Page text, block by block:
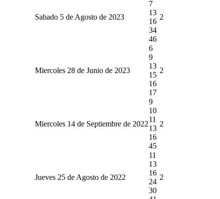
Sabado 5 de Agosto de 2023
7
13
16
34
46
2
Miercoles 28 de Junio de 2023
6
9
13
15
16
17
2
Miercoles 14 de Septiembre de 2022
9
10
11
13
16
45
2
Jueves 25 de Agosto de 2022
11
13
16
24
30
2